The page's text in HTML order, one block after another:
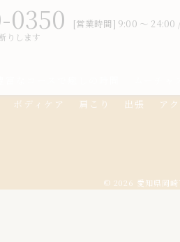
0350
りします
[営業時間] 9:00 ～ 24:00
ボディケア
肩こり 出張 ア
© 2026 愛知県岡